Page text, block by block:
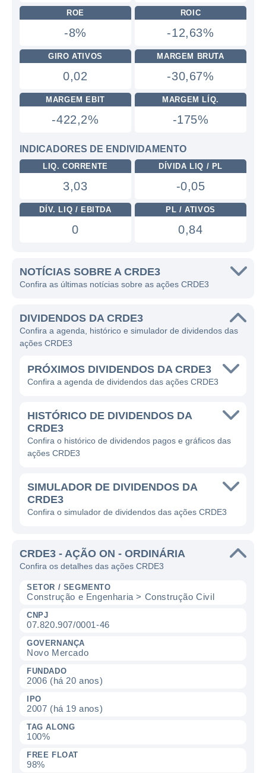
ROE
-8%
ROIC
-12,63%
GIRO ATIVOS
0,02
MARGEM BRUTA
-30,67%
MARGEM EBIT
-422,2%
MARGEM LÍQ.
-175%
INDICADORES DE ENDIVIDAMENTO
LIQ. CORRENTE
3,03
DÍVIDA LIQ / PL
-0,05
DÍV. LIQ / EBITDA
0
PL / ATIVOS
0,84
NOTÍCIAS SOBRE A CRDE3
Confira as últimas notícias sobre as ações CRDE3
DIVIDENDOS DA CRDE3
Confira a agenda, histórico e simulador de dividendos das
ações CRDE3
PRÓXIMOS DIVIDENDOS DA CRDE3
Confira a agenda de dividendos das ações CRDE3
HISTÓRICO DE DIVIDENDOS DA
CRDE3
Confira o histórico de dividendos pagos e gráficos das
ações CRDE3
SIMULADOR DE DIVIDENDOS DA
CRDE3
Confira o simulador de dividendos das ações CRDE3
CRDE3 - AÇÃO ON - ORDINÁRIA
Confira os detalhes das ações CRDE3
SETOR / SEGMENTO
Construção e Engenharia > Construção Civil
CNPJ
07.820.907/0001-46
GOVERNANÇA
Novo Mercado
FUNDADO
2006 (há 20 anos)
IPO
2007 (há 19 anos)
TAG ALONG
100%
FREE FLOAT
98%